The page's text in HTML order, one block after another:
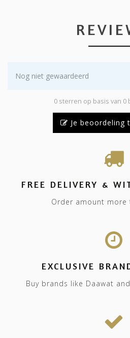
Nog niet gewaardeerd
0 sterren op basis van
Je beoordeling
FREE DELIVERY &
Order amount more
EXCLUSIVE
Buy brands like Daawat